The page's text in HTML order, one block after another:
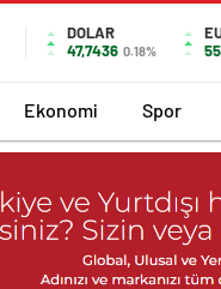
DOLAR
47,7436 0.18%
Ekonomi Spor